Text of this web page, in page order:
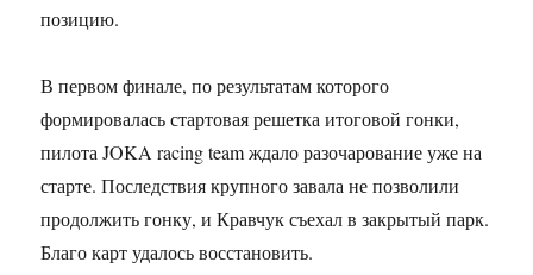
позицию.
В первом финале, по результатам которого
формировалась стартовая решетка итоговой гонки,
пилота JOKA racing team ждало разочарование уже на
старте. Последствия крупного завала не позволили
продолжить гонку, и Кравчук съехал в закрытый парк.
Благо карт удалось восстановить.